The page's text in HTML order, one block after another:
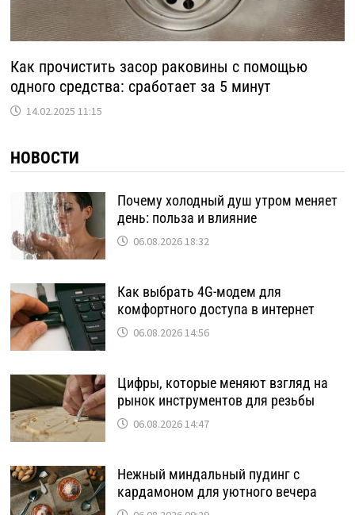
Как прочистить засор раковины с помощью
одного средства: сработает за 5 минут
14.02.2025 11:15
НОВОСТИ
Почему холодный душ утром меняет
день: польза и влияние
06.08.2026 18:32
Как выбрать 4G-модем для
комфортного доступа в интернет
06.08.2026 14:56
Цифры, которые меняют взгляд на
рынок инструментов для резьбы
06.08.2026 14:47
Нежный миндальный пудинг с
кардамоном для уютного вечера